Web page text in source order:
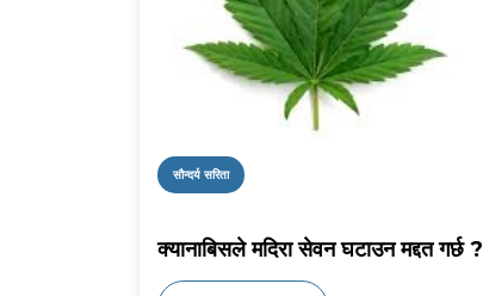
सौन्दर्य सरिता
क्यानाबिसले मदिरा सेवन घटाउन मद्दत गर्छ ?